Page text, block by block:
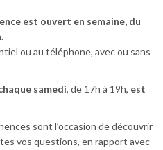
est ouvert en semaine, du
ou au téléphone, avec ou sans
samedi, de 17h à 19h, est
sont l’occasion de découvrir
vos questions, en rapport avec